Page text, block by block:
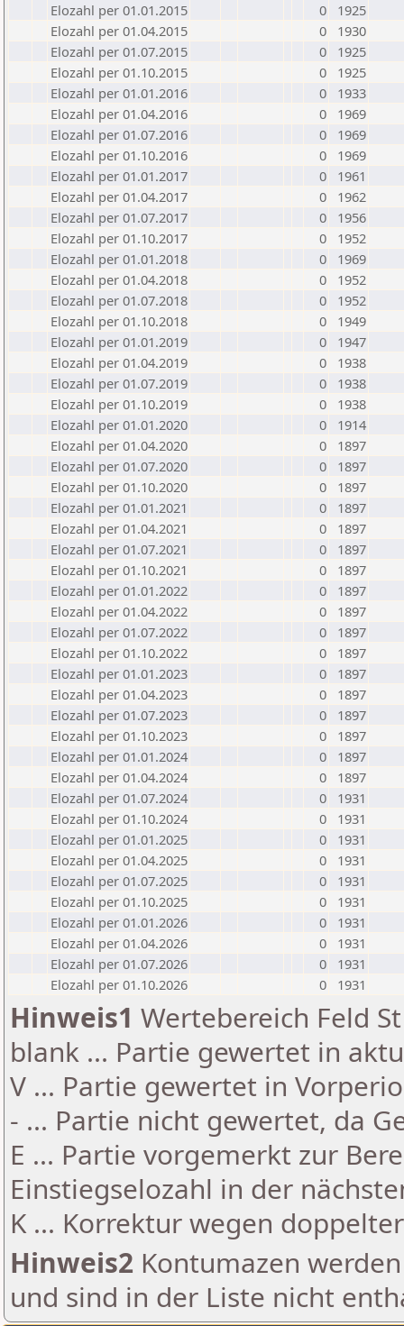
Elozahl per 01.01.2015
0
1925
Elozahl per 01.04.2015
0
1930
Elozahl per 01.07.2015
0
1925
Elozahl per 01.10.2015
0
1925
Elozahl per 01.01.2016
0
1933
Elozahl per 01.04.2016
0
1969
Elozahl per 01.07.2016
0
1969
Elozahl per 01.10.2016
0
1969
Elozahl per 01.01.2017
0
1961
Elozahl per 01.04.2017
0
1962
Elozahl per 01.07.2017
0
1956
Elozahl per 01.10.2017
0
1952
Elozahl per 01.01.2018
0
1969
Elozahl per 01.04.2018
0
1952
Elozahl per 01.07.2018
0
1952
Elozahl per 01.10.2018
0
1949
Elozahl per 01.01.2019
0
1947
Elozahl per 01.04.2019
0
1938
Elozahl per 01.07.2019
0
1938
Elozahl per 01.10.2019
0
1938
Elozahl per 01.01.2020
0
1914
Elozahl per 01.04.2020
0
1897
Elozahl per 01.07.2020
0
1897
Elozahl per 01.10.2020
0
1897
Elozahl per 01.01.2021
0
1897
Elozahl per 01.04.2021
0
1897
Elozahl per 01.07.2021
0
1897
Elozahl per 01.10.2021
0
1897
Elozahl per 01.01.2022
0
1897
Elozahl per 01.04.2022
0
1897
Elozahl per 01.07.2022
0
1897
Elozahl per 01.10.2022
0
1897
Elozahl per 01.01.2023
0
1897
Elozahl per 01.04.2023
0
1897
Elozahl per 01.07.2023
0
1897
Elozahl per 01.10.2023
0
1897
Elozahl per 01.01.2024
0
1897
Elozahl per 01.04.2024
0
1897
Elozahl per 01.07.2024
0
1931
Elozahl per 01.10.2024
0
1931
Elozahl per 01.01.2025
0
1931
Elozahl per 01.04.2025
0
1931
Elozahl per 01.07.2025
0
1931
Elozahl per 01.10.2025
0
1931
Elozahl per 01.01.2026
0
1931
Elozahl per 01.04.2026
0
1931
Elozahl per 01.07.2026
0
1931
Elozahl per 01.10.2026
0 1931
Hinweis1 Wertebereich Feld
blank ... Partie gewertet in
V ... Partie gewertet in
- ... Partie nicht gewertet, da
E ... Partie vorgemerkt zur
Einstiegselozahl in der
K ... Korrektur wegen
Hinweis2 Kontumazen
und sind in der Liste nicht